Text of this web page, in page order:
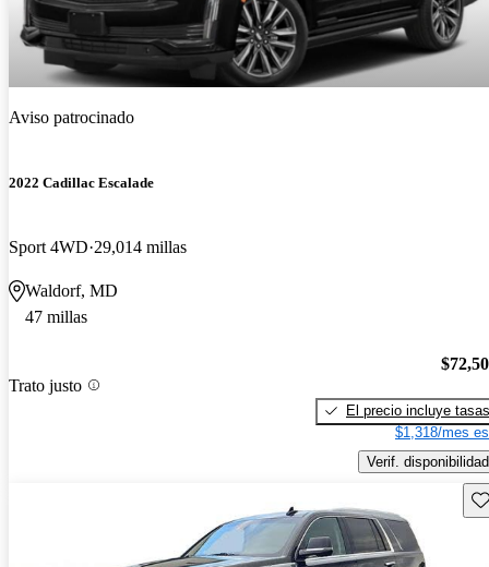
Aviso patrocinado
2022 Cadillac Escalade
Sport 4WD 29,014 millas
Waldorf, MD
47 millas
Trato justo
El precio incluye tasas
$1,318/mes
Verif. disponibilidad